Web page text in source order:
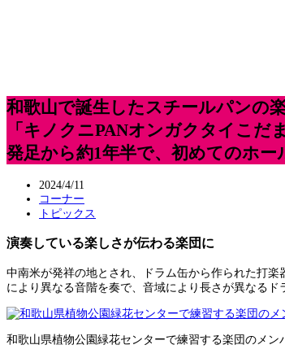
和歌山で誕生したスチールパンの
「キノクニPANオンガクタイこだま
発足から約1年半で、初めてのホ
2024/4/11
コーナー
トピックス
演奏している楽しさが伝わる楽団に
中南米が発祥の地とされ、ドラム缶から作られた打
により異なる音階を奏で、音域により長さが異なるド
和歌山県植物公園緑花センターで練習する楽団のメン